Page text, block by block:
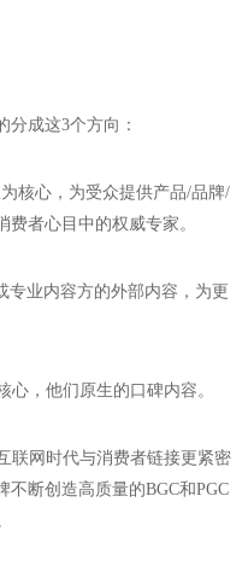
成这3个方向：
核心，为受众提供产品/品牌/
者心目中的权威专家。
专业内容方的外部内容，为更
心，他们原生的口碑内容。
联网时代与消费者链接更紧密
断创造高质量的BGC和PGC